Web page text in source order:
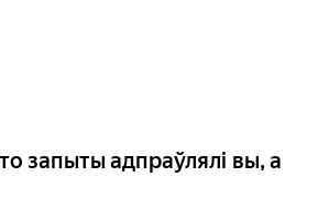
запыты адпраўлялі вы, а